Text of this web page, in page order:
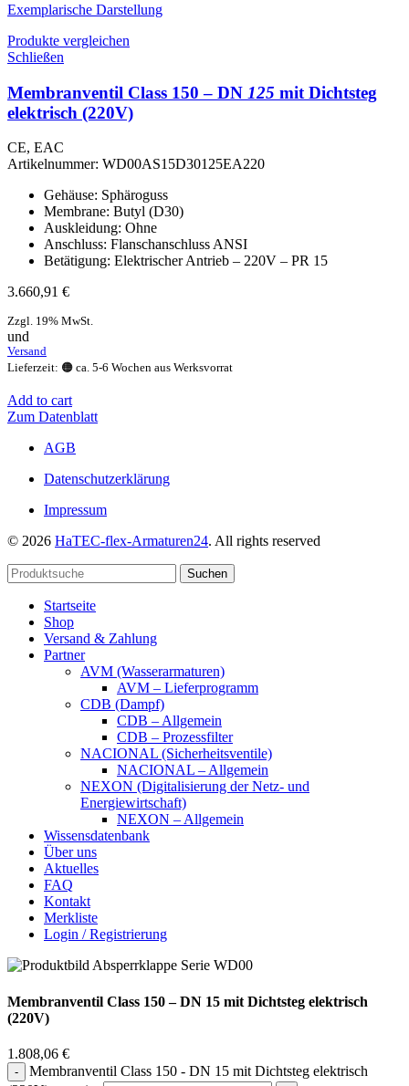
Exemplarische Darstellung
Produkte vergleichen
Schließen
Membranventil Class 150 – DN 125 mit Dichtsteg
elektrisch (220V)
CE, EAC
Artikelnummer: WD00AS15D30125EA220
Gehäuse: Sphäroguss
Membrane: Butyl (D30)
Auskleidung: Ohne
Anschluss: Flanschanschluss ANSI
Betätigung: Elektrischer Antrieb – 220V – PR 15
3.660,91 €
Zzgl. 19% MwSt.
und
Versand
Lieferzeit: 🟠 ca. 5-6 Wochen aus Werksvorrat
Add to cart
Zum Datenblatt
AGB
Datenschutzerklärung
Impressum
© 2026 HaTEC-flex-Armaturen24. All rights reserved
Suchen
Startseite
Shop
Versand & Zahlung
Partner
AVM (Wasserarmaturen)
AVM – Lieferprogramm
CDB (Dampf)
CDB – Allgemein
CDB – Prozessfilter
NACIONAL (Sicherheitsventile)
NACIONAL – Allgemein
NEXON (Digitalisierung der Netz- und
Energiewirtschaft)
NEXON – Allgemein
Wissensdatenbank
Über uns
Aktuelles
FAQ
Kontakt
Merkliste
Login / Registrierung
Membranventil Class 150 – DN 15 mit Dichtsteg elektrisch
(220V)
1.808,06 €
Membranventil Class 150 - DN 15 mit Dichtsteg elektrisch